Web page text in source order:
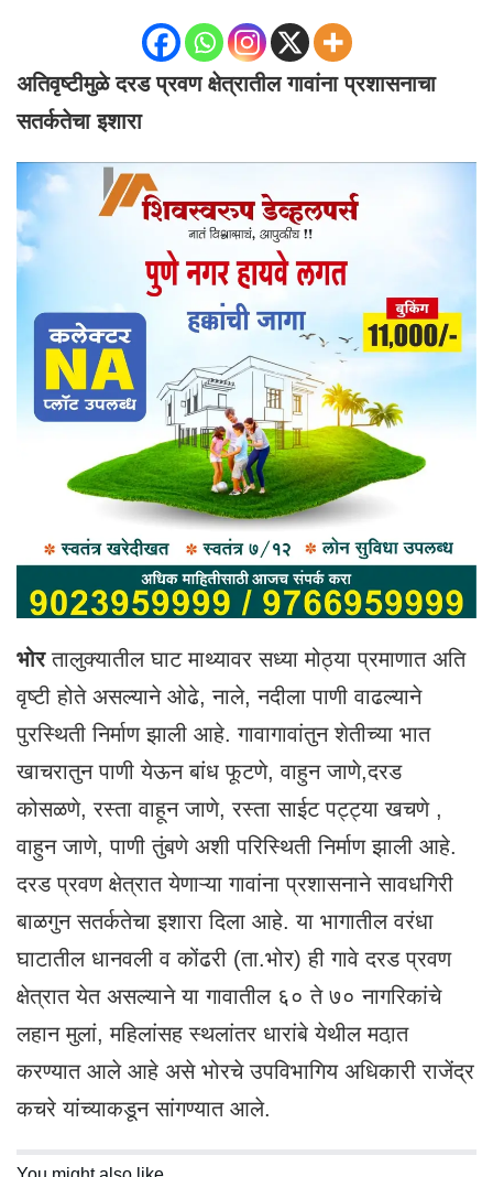
अतिवृष्टीमुळे दरड प्रवण क्षेत्रातील गावांना प्रशासनाचा
सतर्कतेचा इशारा
भोरतालुक्यातील घाट माथ्यावर सध्या मोठ्या प्रमाणात अति
वृष्टी होते असल्याने ओढे, नाले, नदीला पाणी वाढल्याने
पुरस्थिती निर्माण झाली आहे. गावागावांतुन शेतीच्या भात
खाचरातुन पाणी येऊन बांध फूटणे, वाहुन जाणे,दरड
कोसळणे, रस्ता वाहून जाणे, रस्ता साईट पट्ट्या खचणे ,
वाहुन जाणे, पाणी तुंबणे अशी परिस्थिती निर्माण झाली आहे.
दरड प्रवण क्षेत्रात येणाऱ्या गावांना प्रशासनाने सावधगिरी
बाळगुन सतर्कतेचा इशारा दिला आहे. या भागातील वरंधा
घाटातील धानवली व कोंढरी (ता.भोर) ही गावे दरड प्रवण
क्षेत्रात येत असल्याने या गावातील ६० ते ७० नागरिकांचे
लहान मुलां, महिलांसह स्थलांतर धारांबे येथील मठा़त
करण्यात आले आहे असे भोरचे उपविभागिय अधिकारी राजेंद्र
कचरे यांच्याकडून सांगण्यात आले.